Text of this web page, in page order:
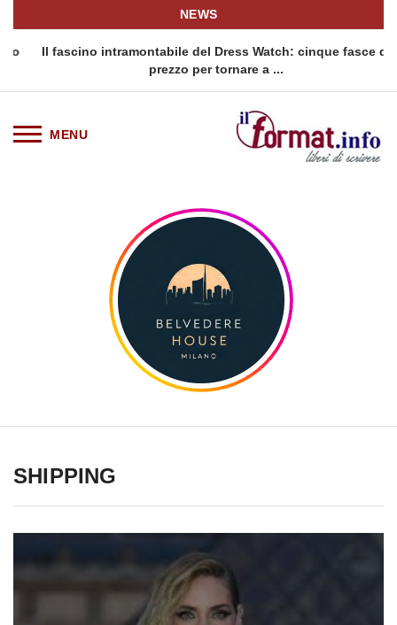
NEWS
Il fascino intramontabile del Dress Watch: cinque fasce di
prezzo per tornare a ...
SHIPPING